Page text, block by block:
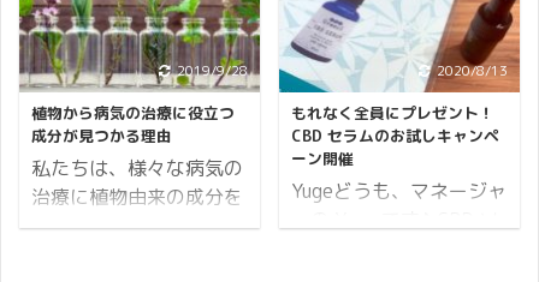
(月)10:00から8月29日
(日)23:59まで。 ※開催
期間内でのご注文が対象
となります。 続いてポイ
ントについて。 ポイント
11倍 小計に対して 11 ...
(日)23:59まで。 ※開催
期間内でのご注文が対象
となります。 続いてポイ
ントについて。 ポイント
10倍 小計に対して 10%
分の ...
り」を開催中です。 こち
らのキャンペーンと併用
して PharmaHemp の
CBD カートリッジ発売記
念イベントを開催しま
す。 タイトルの通り
PharmaHemp の CBD カ
ートリッジをお買い上げ
わずに好評をいただいて
いる CBD カーミングバ
ームはたくさんの方に愛
用されています。 もちろ
ん僕も愛用者のひとりな
んですが、初めて CBD
カーミングバームを使っ
たときの衝撃がスゴすぎ
2019/9/28
植物から病気の治療に役立つ
成分が見つかる理由
私たちは、様々な病気の
治療に植物由来の成分を
利用しています。 私たち
2020/8/13
もれなく全員にプレゼント！
CBD セラムのお試しキャンペ
ーン開催
Yugeどうも、マネージャ